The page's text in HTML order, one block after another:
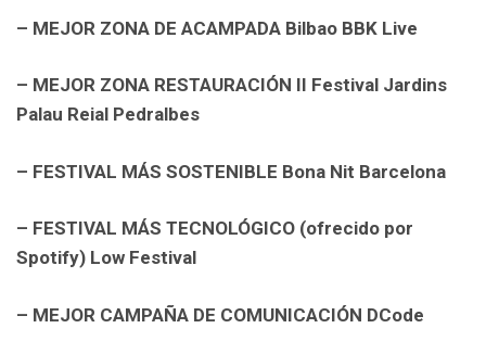
– MEJOR ZONA DE ACAMPADA Bilbao BBK Live
– MEJOR ZONA RESTAURACIÓN II Festival Jardins
Palau Reial Pedralbes
– FESTIVAL MÁS SOSTENIBLE Bona Nit Barcelona
– FESTIVAL MÁS TECNOLÓGICO (ofrecido por
Spotify) Low Festival
– MEJOR CAMPAÑA DE COMUNICACIÓN DCode